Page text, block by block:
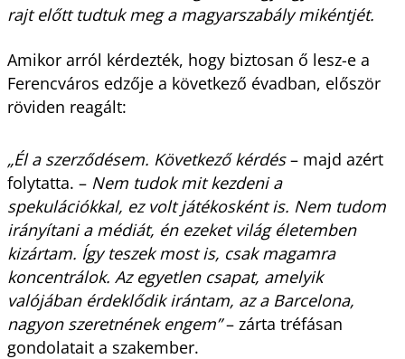
rajt előtt tudtuk meg a magyarszabály mikéntjét.
Amikor arról kérdezték, hogy biztosan ő lesz-e a
Ferencváros edzője a következő évadban, először
röviden reagált:
„Él a szerződésem. Következő kérdés– majd azért
folytatta. – Nem tudok mit kezdeni a
spekulációkkal, ez volt játékosként is. Nem tudom
irányítani a médiát, én ezeket világ életemben
kizártam. Így teszek most is, csak magamra
koncentrálok. Az egyetlen csapat, amelyik
valójában érdeklődik irántam, az a Barcelona,
nagyon szeretnének engem”– zárta tréfásan
gondolatait a szakember.